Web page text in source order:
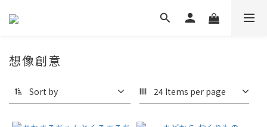
想像創意
Sort by 24 Items per page